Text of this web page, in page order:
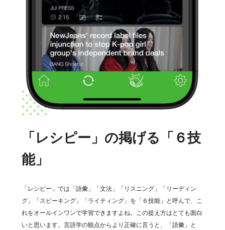
「レシピー」の掲げる「６技
能」
「レシピー」では「語彙」「文法」「リスニング」「リーディン
グ」「スピーキング」「ライティング」を「６技能」と呼んで、こ
れをオールインワンで学習できますよね。この捉え方はとても面白
いと思います。言語学の観点からより正確に言うと、「語彙」と